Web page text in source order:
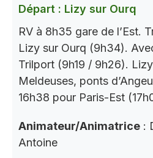
Départ : Lizy sur Ourq
RV à 8h35 gare de l’Est.
Lizy sur Ourq (9h34).
Trilport (9h19 / 9h26).
Meldeuses, ponts
16h38 pour Paris-Est
Animateur/Animatrice :
Antoine